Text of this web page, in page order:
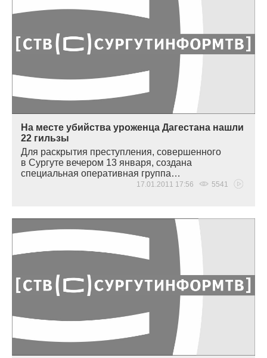
На месте убийства уроженца Дагестана нашли
22 гильзы
Для раскрытия преступления, совершенного
в Сургуте вечером 13 января, создана
специальная оперативная группа…
17.01.2011 17:56 5541